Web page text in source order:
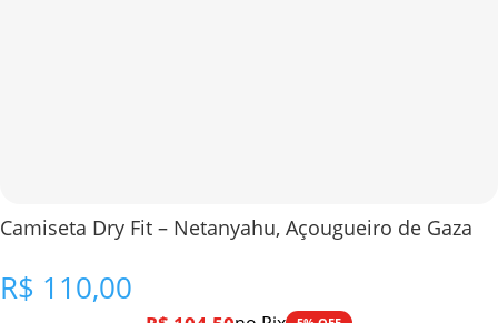
Camiseta Dry Fit – Netanyahu, Açougueiro de Gaza
R$ 110,00